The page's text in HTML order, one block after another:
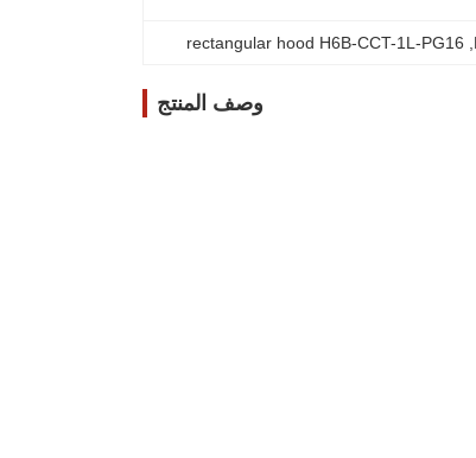
rectangular hood H6B-CCT-1L-PG16
وصف المنتج